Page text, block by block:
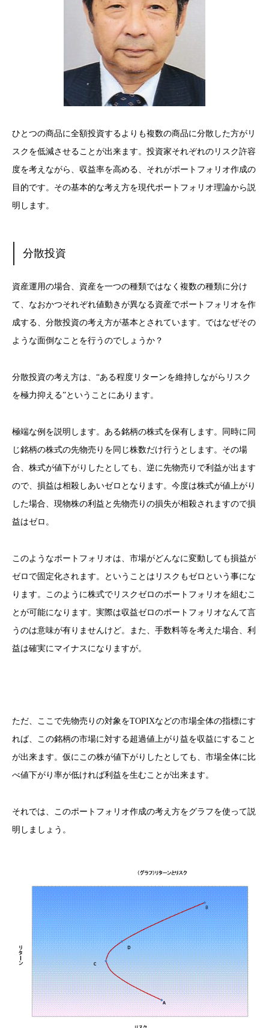
ひとつの商品に全額投資するよりも複数の商品に分散した方がリ
スクを低減させることが出来ます。投資家それぞれのリスク許容
度を考えながら、収益率を高める、それがポートフォリオ作成の
目的です。その基本的な考え方を現代ポートフォリオ理論から説
明します。
分散投資
資産運用の場合、資産を一つの種類ではなく複数の種類に分け
て、なおかつそれぞれ値動きが異なる資産でポートフォリオを作
成する、分散投資の考え方が基本とされています。ではなぜその
ような面倒なことを行うのでしょうか？
分散投資の考え方は、“ある程度リターンを維持しながらリスク
を極力抑える”ということにあります。
極端な例を説明します。ある銘柄の株式を保有します。同時に同
じ銘柄の株式の先物売りを同じ株数だけ行うとします。その場
合、株式が値下がりしたとしても、逆に先物売りで利益が出ます
ので、損益は相殺しあいゼロとなります。今度は株式が値上がり
した場合、現物株の利益と先物売りの損失が相殺されますので損
益はゼロ。
このようなポートフォリオは、市場がどんなに変動しても損益が
ゼロで固定化されます。ということはリスクもゼロという事にな
ります。このように株式でリスクゼロのポートフォリオを組むこ
とが可能になります。実際は収益ゼロのポートフォリオなんて言
うのは意味が有りませんけど。また、手数料等を考えた場合、利
益は確実にマイナスになりますが。
ただ、ここで先物売りの対象をTOPIXなどの市場全体の指標にす
れば、この銘柄の市場に対する超過値上がり益を収益にすること
が出来ます。仮にこの株が値下がりしたとしても、市場全体に比
べ値下がり率が低ければ利益を生むことが出来ます。
それでは、このポートフォリオ作成の考え方をグラフを使って説
明しましょう。